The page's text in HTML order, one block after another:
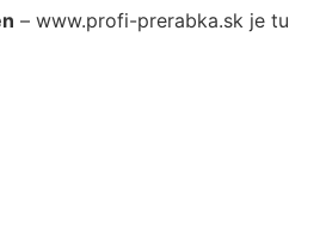
– www.profi-prerabka.sk je tu